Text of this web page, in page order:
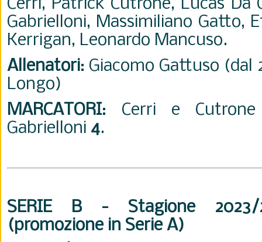
Cerri, Patrick Cutrone, Lucas Da
Gabrielloni, Massimiliano Gatto,
Kerrigan, Leonardo Mancuso.
Allenatori: Giacomo Gattuso (dal
Longo)
MARCATORI: Cerri e
Gabrielloni 4.
SERIE B - Stagione 2023/
(promozione in Serie A)